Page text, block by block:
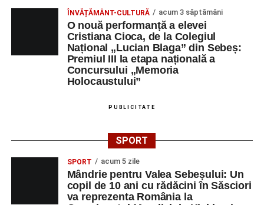
ÎNVĂȚĂMÂNT-CULTURĂ acum 3 săptămâni
O nouă performanță a elevei
Cristiana Cioca, de la Colegiul
Național „Lucian Blaga” din Sebeș:
Premiul III la etapa națională a
Concursului „Memoria
Holocaustului”
PUBLICITATE
SPORT
SPORT acum 5 zile
Mândrie pentru Valea Sebeșului: Un
copil de 10 ani cu rădăcini în Săsciori
va reprezenta România la